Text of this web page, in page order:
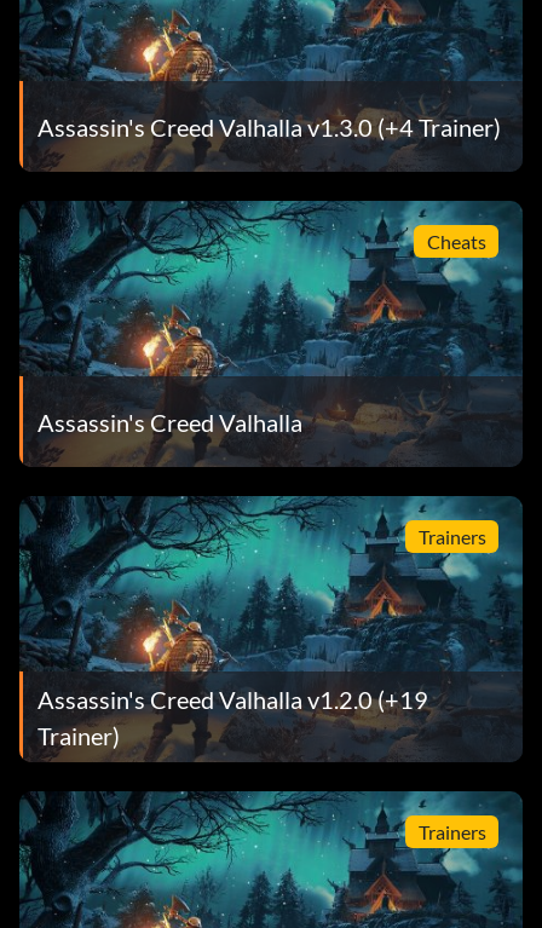
Assassin's Creed Valhalla v1.3.0 (+4 Trainer)
Cheats
Assassin's Creed Valhalla
Trainers
Assassin's Creed Valhalla v1.2.0 (+19
Trainer)
Trainers